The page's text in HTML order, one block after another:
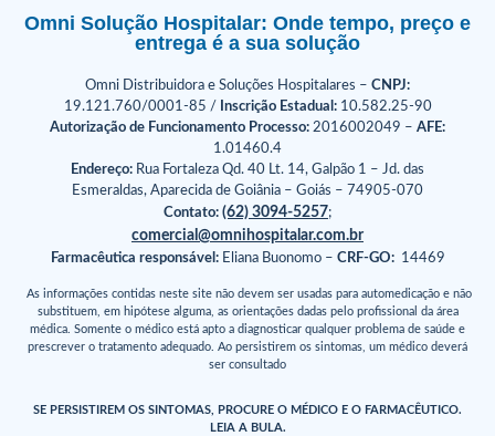
Omni Solução Hospitalar: Onde tempo, preço e
entrega é a sua solução
Omni Distribuidora e Soluções Hospitalares – CNPJ:
19.121.760/0001-85 /
Inscrição Estadual:10.582.25-90
Autorização de Funcionamento Processo: 2016002049 – AFE:
1.01460.4
Endereço: Rua Fortaleza Qd. 40 Lt. 14, Galpão 1 – Jd. das
Esmeraldas, Aparecida de Goiânia – Goiás – 74905-070
Contato: (62) 3094-5257;
comercial@omnihospitalar.com.br
Farmacêutica responsável:Eliana Buonomo – CRF-GO:14469
As informações contidas neste site não devem ser usadas para automedicação e não
substituem, em hipótese alguma, as orientações dadas pelo profissional da área
médica. Somente o médico está apto a diagnosticar qualquer problema de saúde e
prescrever o tratamento adequado. Ao persistirem os sintomas, um médico deverá
ser consultado
SE PERSISTIREM OS SINTOMAS, PROCURE O MÉDICO E O FARMACÊUTICO.
LEIA A BULA.